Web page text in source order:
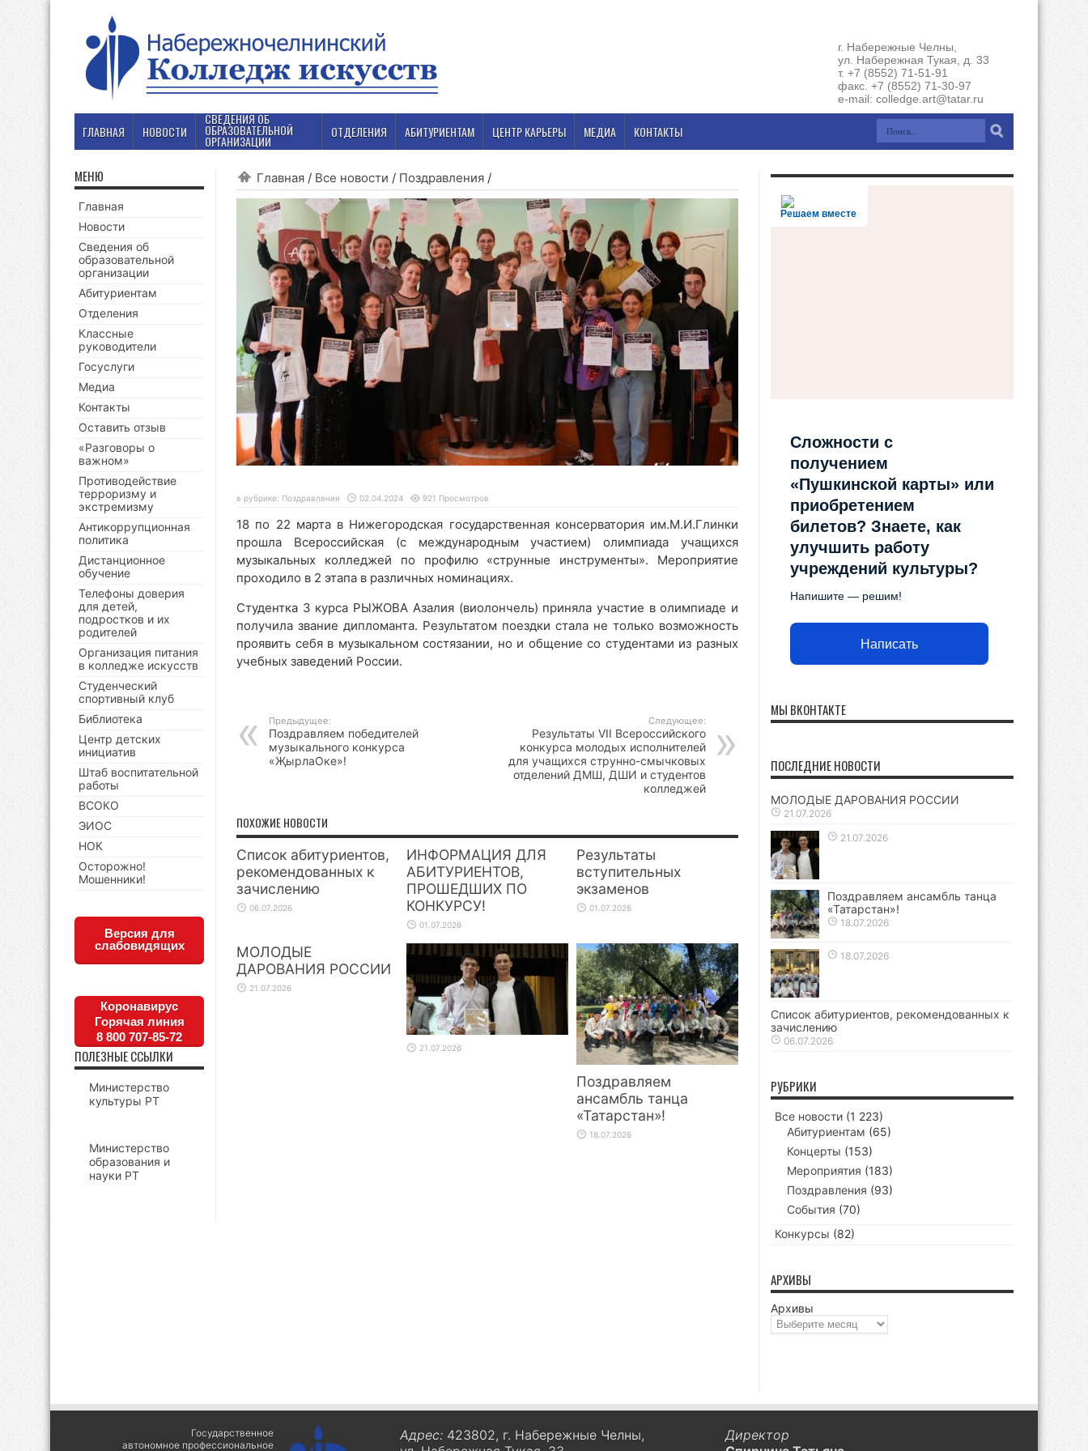
г. Набережные Челны,
ул. Набережная Тукая, д. 33
т. +7 (8552) 71-51-91
факс. +7 (8552) 71-30-97
e-mail: colledge.art@tatar.ru
ГЛАВНАЯ НОВОСТИ
СВЕДЕНИЯ ОБ
ОБРАЗОВАТЕЛЬНОЙ
ОРГАНИЗАЦИИ
ОТДЕЛЕНИЯ АБИТУРИЕНТАМ ЦЕНТР КАРЬЕРЫ МЕДИА КОНТАКТЫ
Главная / Все новости / Поздравления /
в рубрике: Поздравления 02.04.2024 921 Просмотров
18 по 22 марта в Нижегородская государственная консерватория им.М.И.Глинки
прошла Всероссийская (с международным участием) олимпиада учащихся
музыкальных колледжей по профилю «струнные инструменты». Мероприятие
проходило в 2 этапа в различных номинациях.
Студентка 3 курса РЫЖОВА Азалия (виолончель) приняла участие в олимпиаде и
получила звание дипломанта. Результатом поездки стала не только возможность
проявить себя в музыкальном состязании, но и общение со студентами из разных
учебных заведений России.
Предыдущее:
Поздравляем победителей
музыкального конкурса
«ҖырлаОке»!
Следующее:
Результаты VII Всероссийского
конкурса молодых исполнителей
для учащихся струнно-смычковых
отделений ДМШ, ДШИ и студентов
колледжей
ПОХОЖИЕ НОВОСТИ
Список абитуриентов,
рекомендованных к
зачислению
06.07.2026
ИНФОРМАЦИЯ ДЛЯ
АБИТУРИЕНТОВ,
ПРОШЕДШИХ ПО
КОНКУРСУ!
01.07.2026
Результаты
вступительных
экзаменов
01.07.2026
МОЛОДЫЕ
ДАРОВАНИЯ РОССИИ
21.07.2026
21.07.2026
Поздравляем
ансамбль танца
«Татарстан»!
18.07.2026
МЕНЮ
Главная
Новости
Сведения об
образовательной
организации
Абитуриентам
Отделения
Классные
руководители
Госуслуги
Медиа
Контакты
Оставить отзыв
«Разговоры о
важном»
Противодействие
терроризму и
экстремизму
Антикоррупционная
политика
Дистанционное
обучение
Телефоны доверия
для детей,
подростков и их
родителей
Организация питания
в колледже искусств
Студенческий
спортивный клуб
Библиотека
Центр детских
инициатив
Штаб воспитательной
работы
ВСОКО
ЭИОС
НОК
Осторожно!
Мошенники!
Версия для
слабовидящих
Коронавирус
Горячая линия
8 800 707-85-72
ПОЛЕЗНЫЕ ССЫЛКИ
Министерство
культуры РТ
Министерство
образования и
науки РТ
Решаем вместе
Сложности с
получением
«Пушкинской карты» или
приобретением
билетов? Знаете, как
улучшить работу
учреждений культуры?
Напишите — решим!
Написать
МЫ ВКОНТАКТЕ
ПОСЛЕДНИЕ НОВОСТИ
МОЛОДЫЕ ДАРОВАНИЯ РОССИИ
21.07.2026
21.07.2026
Поздравляем ансамбль танца
«Татарстан»!
18.07.2026
18.07.2026
Список абитуриентов, рекомендованных к
зачислению
06.07.2026
РУБРИКИ
Все новости (1 223)
Абитуриентам (65)
Концерты (153)
Мероприятия (183)
Поздравления (93)
События (70)
Конкурсы (82)
АРХИВЫ
Архивы
Государственное
автономное профессиональное
Адрес: 423802, г. Набережные Челны,
Директор